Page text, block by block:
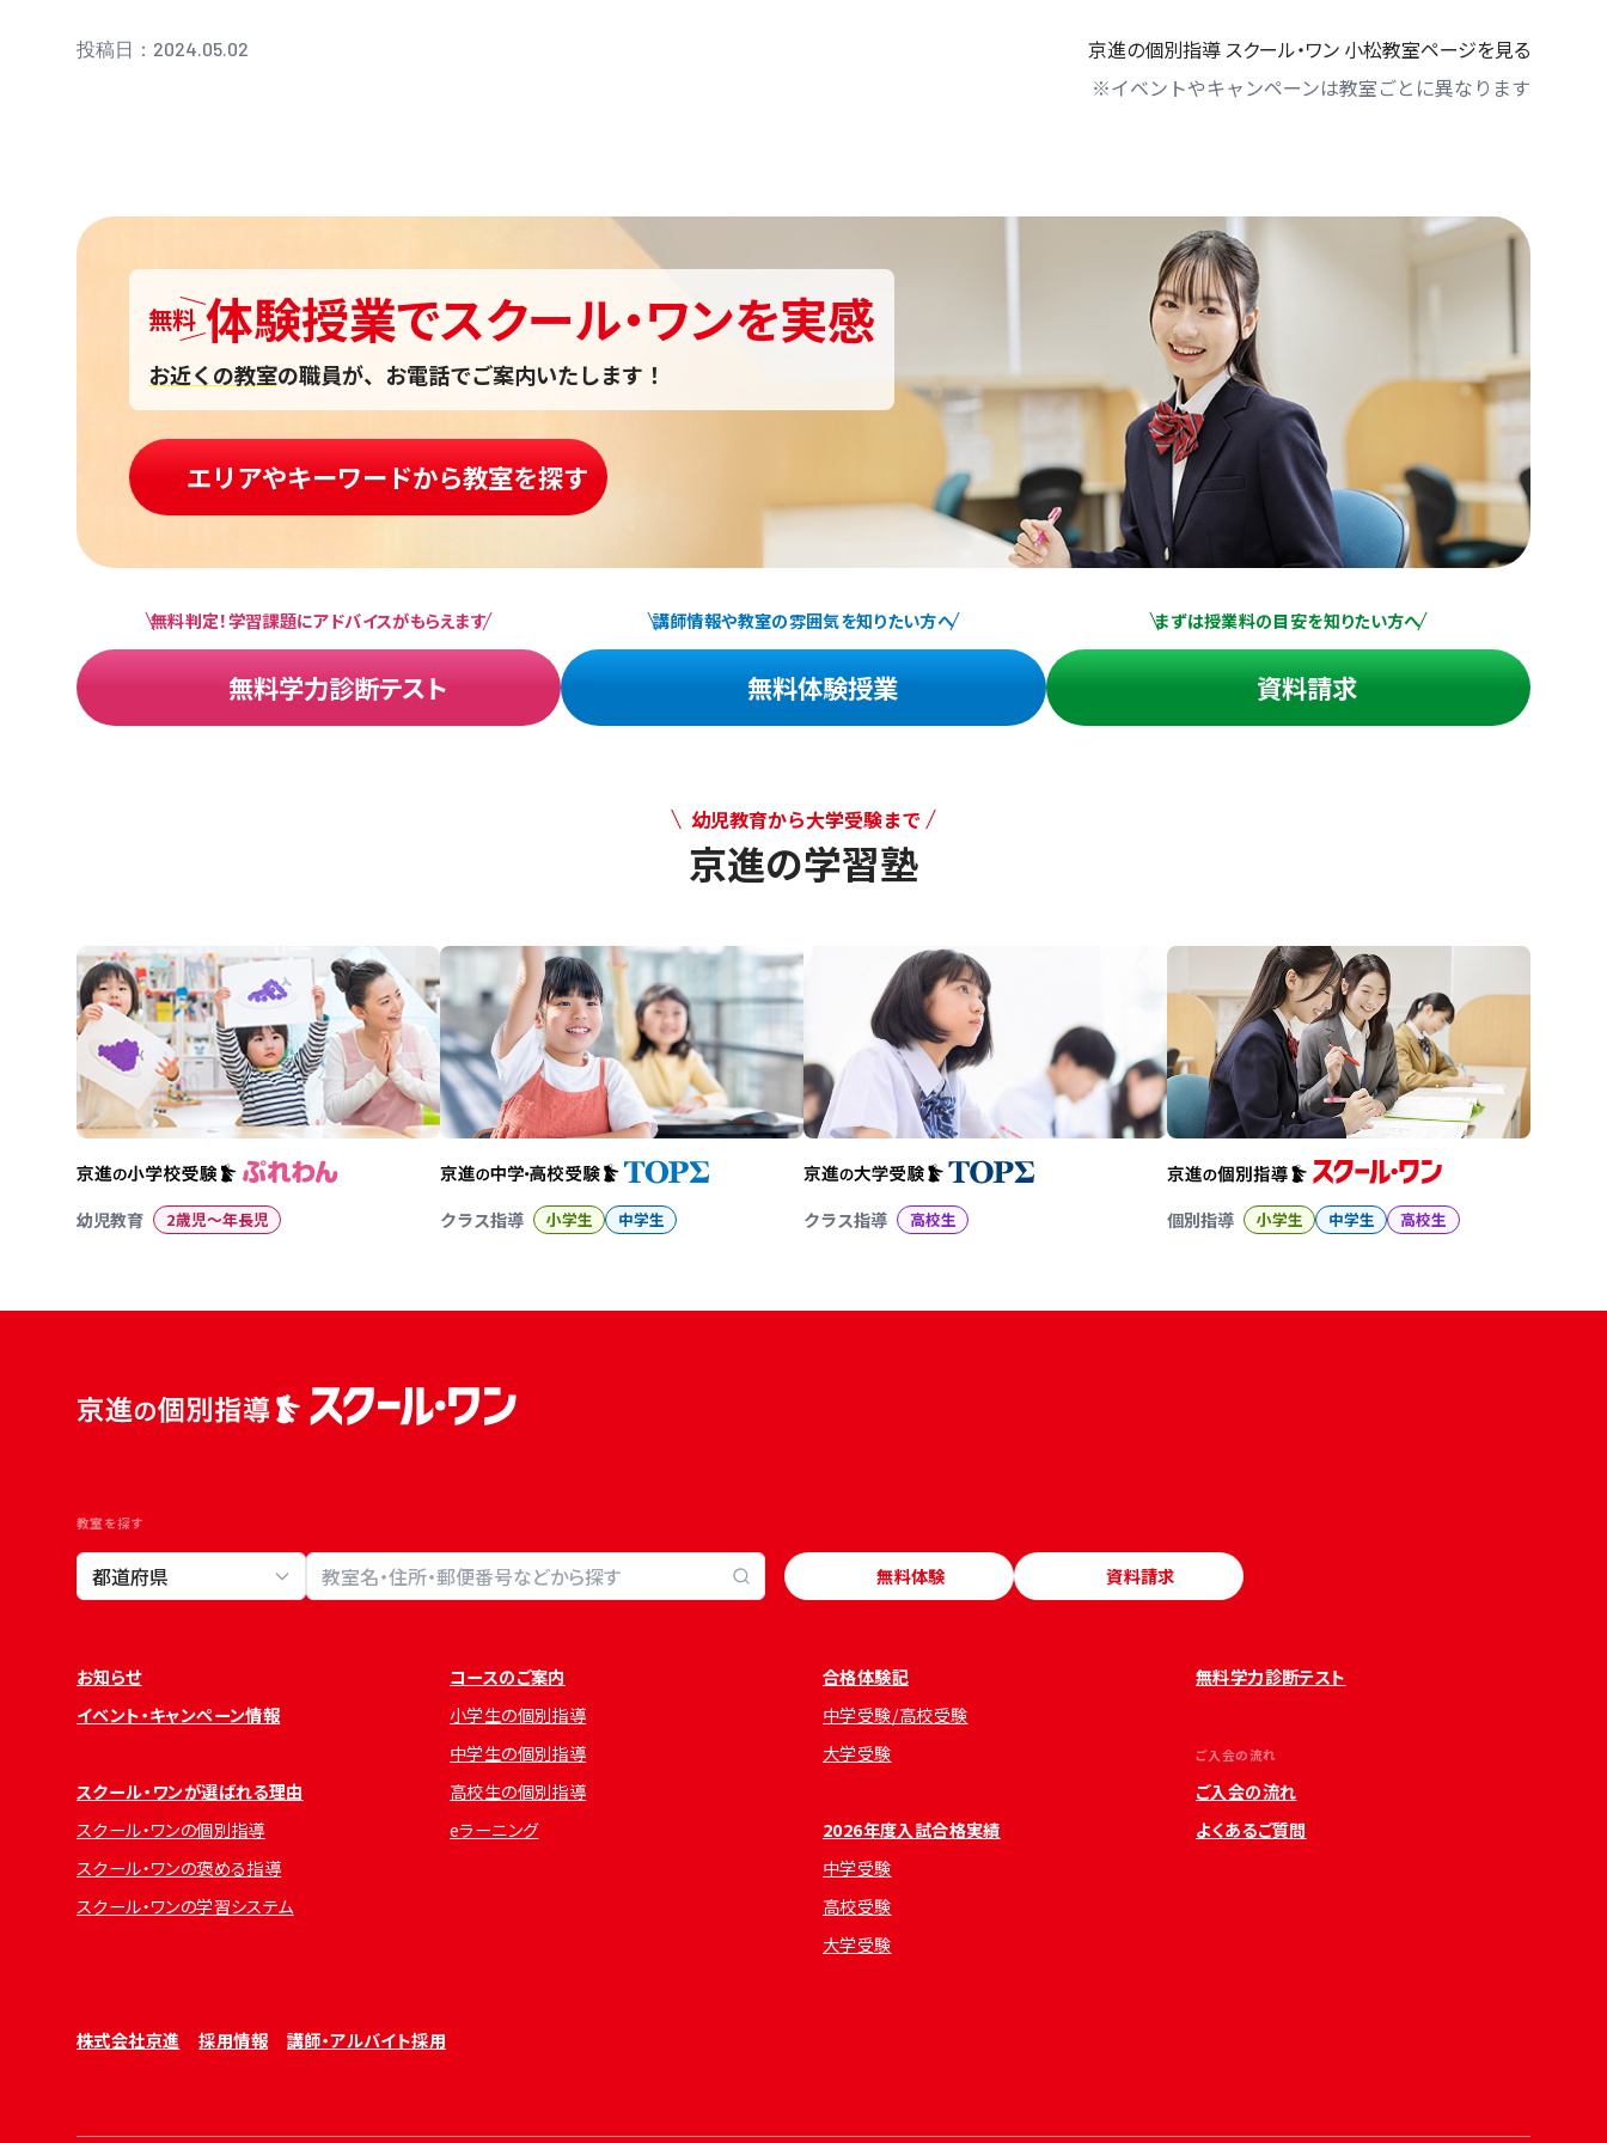
京進の個別指導 スクール・ワン 小松教室ページを見る
※イベントやキャンペーンは教室ごとに異なります
投稿日：2024.05.02
無料 体験授業でスクール・ワンを実感
お近くの教室の職員が、お電話でご案内いたします！
エリアやキーワードから教室を探す
無料判定！学習課題にアドバイスがもらえます
無料学力診断テスト
講師情報や教室の雰囲気を知りたい方へ
無料体験授業
まずは授業料の目安を知りたい方へ
資料請求
幼児教育から大学受験まで
京進の学習塾
幼児教育 2歳児〜年長児 クラス指導 小学生 中学生 クラス指導 高校生 個別指導 小学生 中学生 高校生
教室を探す
教室検索 無料体験 資料請求
お知らせ
イベント・キャンペーン情報
スクール・ワンが選ばれる理由
スクール・ワンの個別指導
スクール・ワンの褒める指導
スクール・ワンの学習システム
コースのご案内
小学生の個別指導
中学生の個別指導
高校生の個別指導
eラーニング
合格体験記
中学受験/高校受験
大学受験
2026年度入試合格実績
中学受験
高校受験
大学受験
無料学力診断テスト
ご入会の流れ
ご入会の流れ
よくあるご質問
株式会社京進 採用情報 講師・アルバイト採用